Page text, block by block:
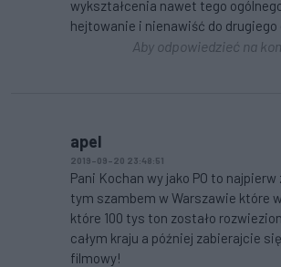
wykształcenia nawet tego
hejtowanie i nienawiść do drugiego
Aby odpowiedzieć na
apel
2019-09-20 23:48:51
Pani Kochan wy jako PO to
tym szambem w Warszawie które
które 100 tys ton zostało
całym kraju a później zabierajcie
filmowy!